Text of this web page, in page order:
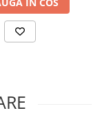
dermului;